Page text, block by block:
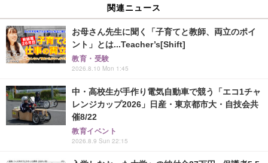
関連ニュース
お母さん先生に聞く「子育てと教師、両立のポイ
ント」とは...Teacher’s[Shift]
教育・受験
2026.8.10 Mon 1:45
中・高校生が手作り電気自動車で競う「エコ1チャ
レンジカップ2026」日産・東京都市大・自技会共
催8/22
教育イベント
2026.8.9 Sun 22:15